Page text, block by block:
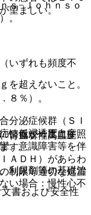
ｓ−Ｊｏｈｎｓｏ
。
いずれも頻度不
８％）。
分泌症候群（ＳＩ
、低浸透圧血症、
、意識障害等を伴
ＡＤＨ）があらわ
制限等適切な処置
望ましい。
を超えないこと。
腎血管性高血圧
利尿剤等の基礎治
い場合：慢性心不
情報が一度に参照
す。
書および安全性